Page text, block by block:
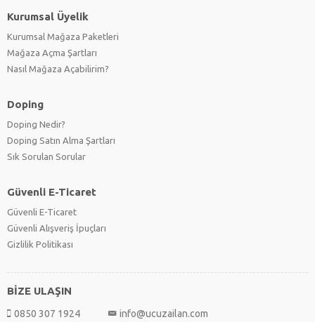
Kurumsal Üyelik
Kurumsal Mağaza Paketleri
Mağaza Açma Şartları
Nasıl Mağaza Açabilirim?
Doping
Doping Nedir?
Doping Satın Alma Şartları
Sık Sorulan Sorular
Güvenli E-Ticaret
Güvenli E-Ticaret
Güvenli Alışveriş İpuçları
Gizlilik Politikası
BİZE ULAŞIN
0850 307 1924 info@ucuzailan.com